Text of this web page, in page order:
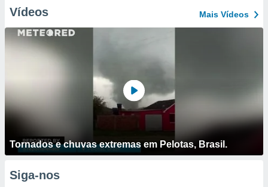
Vídeos Mais Vídeos
Tornados e chuvas extremas em Pelotas, Brasil.
Siga-nos